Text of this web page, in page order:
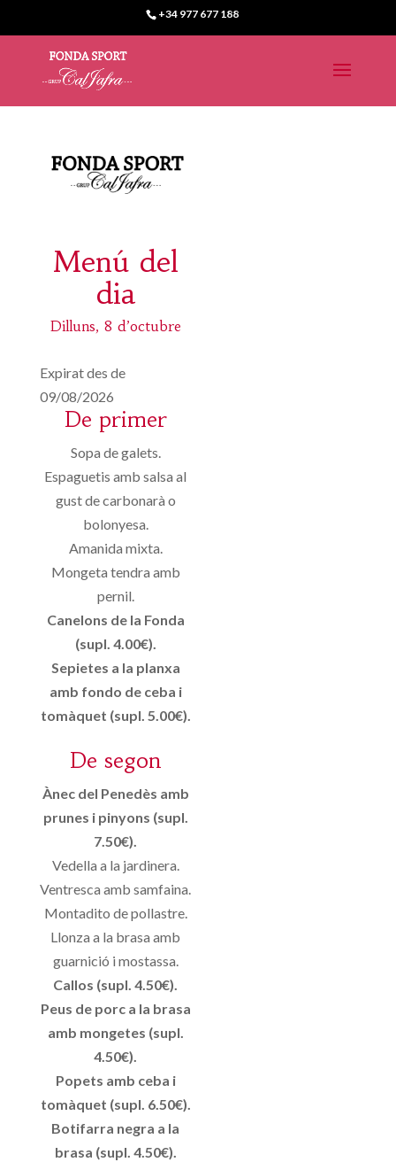
+34 977 677 188
Menú del
dia
Dilluns, 8 d’octubre
Expirat des de
09/08/2026
De primer
Sopa de galets.
Espaguetis amb salsa al
gust de carbonarà o
bolonyesa.
Amanida mixta.
Mongeta tendra amb
pernil.
Canelons de la Fonda
(supl. 4.00€).
Sepietes a la planxa
amb fondo de ceba i
tomàquet (supl. 5.00€).
De segon
Ànec del Penedès amb
prunes i pinyons (supl.
7.50€).
Vedella a la jardinera.
Ventresca amb samfaina.
Montadito de pollastre.
Llonza a la brasa amb
guarnició i mostassa.
Callos (supl. 4.50€).
Peus de porc a la brasa
amb mongetes (supl.
4.50€).
Popets amb ceba i
tomàquet (supl. 6.50€).
Botifarra negra a la
brasa (supl. 4.50€).